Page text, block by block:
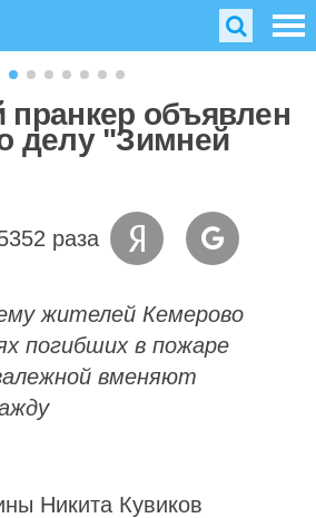
пранкер объявлен
делу "Зимней
раза
жителей Кемерово
погибших в пожаре
вменяют
Никита Кувиков